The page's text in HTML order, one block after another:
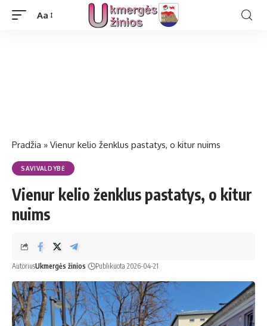
Aa
Pradžia » Vienur kelio ženklus pastatys, o kitur nuims
SAVIVALDYBĖ
Vienur kelio ženklus pastatys, o kitur
nuims
AutoriusUkmergės žinios Publikuota 2026-04-21